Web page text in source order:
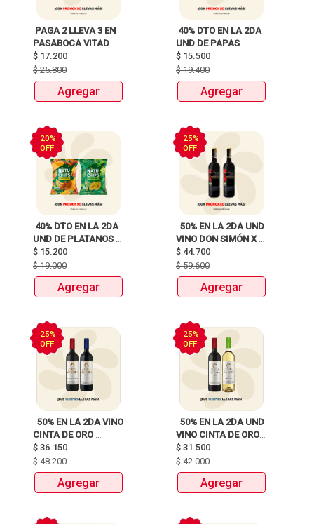
PAGA 2 LLEVA 3 EN
PASABOCA VITAD
$ 17.200
$25.800
Agregar
40% DTO EN LA 2DA
UND DE PAPAS
MARGARITA RECETA
CLASICA X 120G Y
115G
$ 15.500
$19.400
Agregar
20%
OFF
40% DTO EN LA 2DA
UND DE PLATANOS
MARCA NATUCHIPS
$ 15.200
$19.000
Agregar
25%
OFF
  50% EN LA 2DA UND
VINO DON SIMÓN X
750ML
$ 44.700
$59.600
Agregar
25%
OFF
  50% EN LA 2DA VINO
CINTA DE ORO
$ 36.150
$48.200
Agregar
25%
OFF
  50% EN LA 2DA UND
VINO CINTA DE ORO
$ 31.500
$42.000
Agregar